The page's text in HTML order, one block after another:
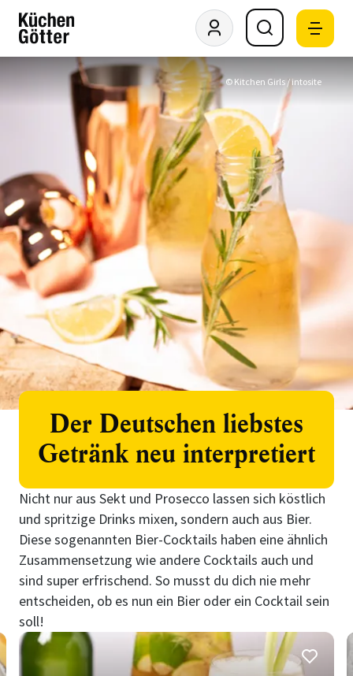
© Kitchen Girls / intosite
Der Deutschen liebstes
Getränk neu interpretiert
Nicht nur aus Sekt und Prosecco lassen sich köstlich
und spritzige Drinks mixen, sondern auch aus Bier.
Diese sogenannten Bier-Cocktails haben eine ähnlich
Zusammensetzung wie andere Cocktails auch und
sind super erfrischend. So musst du dich nie mehr
entscheiden, ob es nun ein Bier oder ein Cocktail sein
soll!